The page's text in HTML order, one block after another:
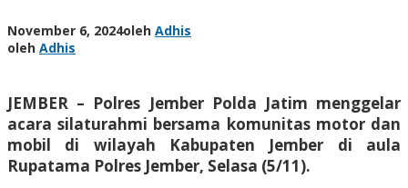
November 6, 2024oleh Adhis
oleh Adhis
JEMBER – Polres Jember Polda Jatim menggelar
acara silaturahmi bersama komunitas motor dan
mobil di wilayah Kabupaten Jember di aula
Rupatama Polres Jember, Selasa (5/11).